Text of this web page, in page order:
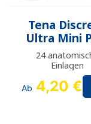
Tena
Ultra Mini
24
Einlagen
Ab 4,20 €